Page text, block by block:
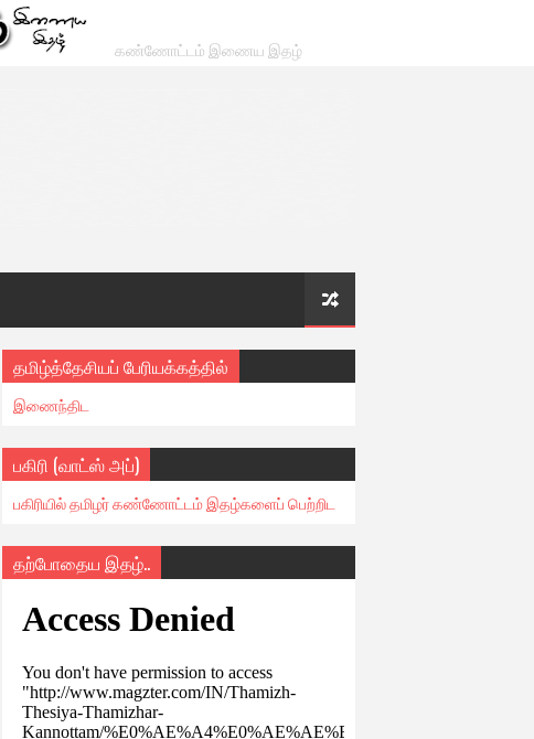
கண்ணோட்டம் இணைய இதழ்
தமிழ்த்தேசியப் பேரியக்கத்தில்
இணைந்திட
பகிரி (வாட்ஸ் அப்)
பகிரியில் தமிழர் கண்ணோட்டம் இதழ்களைப் பெற்றிட
தற்போதைய இதழ்..